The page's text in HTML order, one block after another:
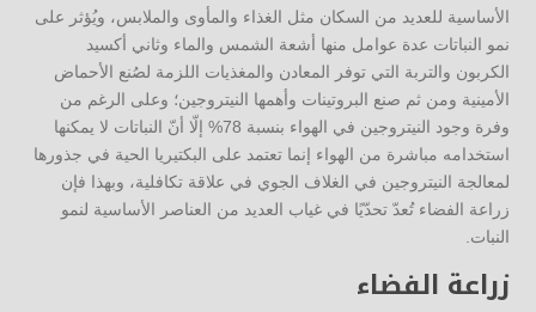
الأساسية للعديد من السكان مثل الغذاء والمأوى والملابس، ويُؤثر على
نمو النباتات عدة عوامل منها أشعة الشمس والماء وثاني أكسيد
الكربون والتربة التي توفر المعادن والمغذيات اللزمة لصُنع الأحماض
الأمينية ومن ثم صنع البروتينات وأهمها النيتروجين؛ وعلى الرغم من
وفرة وجود النيتروجين في الهواء بنسبة 78% إلّا أنّ النباتات لا يمكنها
استخدامه مباشرة من الهواء إنما تعتمد على البكتيريا الحية في جذورها
لمعالجة النيتروجين في الغلاف الجوي في علاقة تكافلية، وبهذا فإن
زراعة الفضاء تُعدّ تحدّيًا في غياب العديد من العناصر الأساسية لنمو
النبات.
زراعة الفضاء